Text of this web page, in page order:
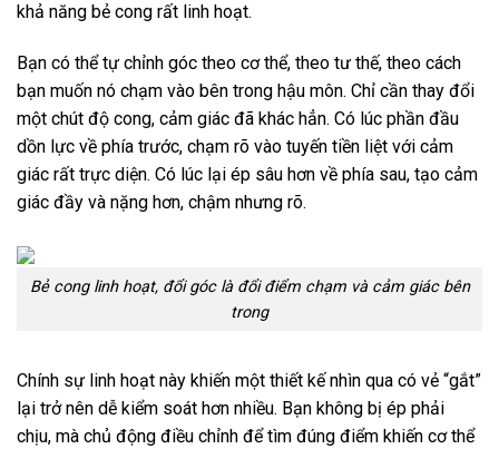
khả năng bẻ cong rất linh hoạt.
Bạn có thể tự chỉnh góc theo cơ thể, theo tư thế, theo cách
bạn muốn nó chạm vào bên trong hậu môn. Chỉ cần thay đổi
một chút độ cong, cảm giác đã khác hẳn. Có lúc phần đầu
dồn lực về phía trước, chạm rõ vào tuyến tiền liệt với cảm
giác rất trực diện. Có lúc lại ép sâu hơn về phía sau, tạo cảm
giác đầy và nặng hơn, chậm nhưng rõ.
Bẻ cong linh hoạt, đổi góc là đổi điểm chạm và cảm giác bên
trong
Chính sự linh hoạt này khiến một thiết kế nhìn qua có vẻ “gắt”
lại trở nên dễ kiểm soát hơn nhiều. Bạn không bị ép phải
chịu, mà chủ động điều chỉnh để tìm đúng điểm khiến cơ thể